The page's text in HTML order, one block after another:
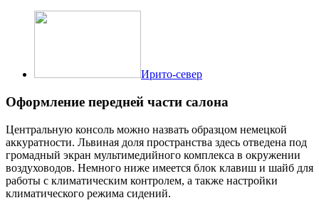
Ирито-север
Оформление передней части салона
Центральную консоль можно назвать образцом немецкой
аккуратности. Львиная доля пространства здесь отведена под
громадный экран мультимедийного комплекса в окружении
воздуховодов. Немного ниже имеется блок клавиш и шайб для
работы с климатическим контролем, а также настройки
климатического режима сидений.